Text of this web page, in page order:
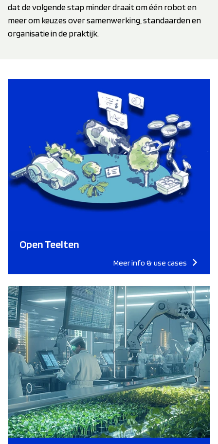
dat de volgende stap minder draait om één robot en
meer om keuzes over samenwerking, standaarden en
organisatie in de praktijk.
Open Teelten
Meer info & use cases